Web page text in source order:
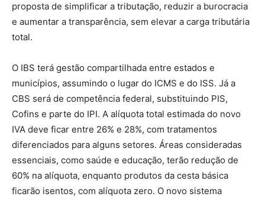
proposta de simplificar a tributação, reduzir a burocracia
e aumentar a transparência, sem elevar a carga tributária
total.
O IBS terá gestão compartilhada entre estados e
municípios, assumindo o lugar do ICMS e do ISS. Já a
CBS será de competência federal, substituindo PIS,
Cofins e parte do IPI. A alíquota total estimada do novo
IVA deve ficar entre 26% e 28%, com tratamentos
diferenciados para alguns setores. Áreas consideradas
essenciais, como saúde e educação, terão redução de
60% na alíquota, enquanto produtos da cesta básica
ficarão isentos, com alíquota zero. O novo sistema